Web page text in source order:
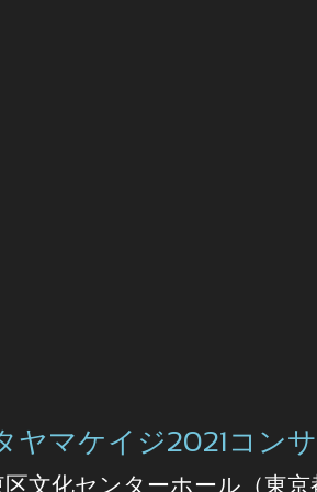
ヤマケイジ2021コンサ
文化センターホール（東京